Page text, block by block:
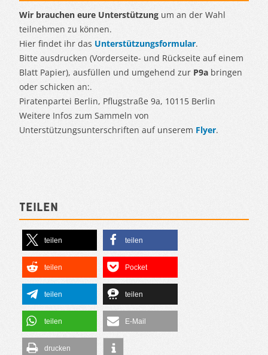
Wir brauchen eure Unterstützung um an der Wahl
teilnehmen zu können.
Hier findet ihr das Unterstützungsformular.
Bitte ausdrucken (Vorderseite- und Rückseite auf einem
Blatt Papier), ausfüllen und umgehend zur P9a bringen
oder schicken an:.
Piratenpartei Berlin, Pflugstraße 9a, 10115 Berlin
Weitere Infos zum Sammeln von
Unterstützungsunterschriften auf unserem Flyer.
Teilen
teilen teilen
teilen Pocket
teilen teilen
teilen E-Mail
drucken